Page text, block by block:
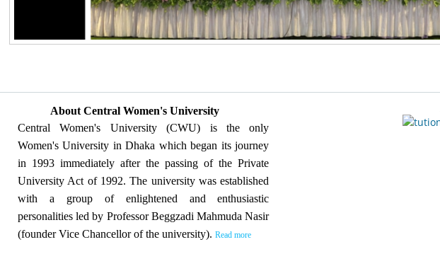
About Central Women's University
Central Women's University (CWU) is the only
Women's University in Dhaka which began its journey
in 1993 immediately after the passing of the Private
University Act of 1992. The university was established
with a group of enlightened and enthusiastic
personalities led by Professor Beggzadi Mahmuda Nasir
(founder Vice Chancellor of the university). Read more